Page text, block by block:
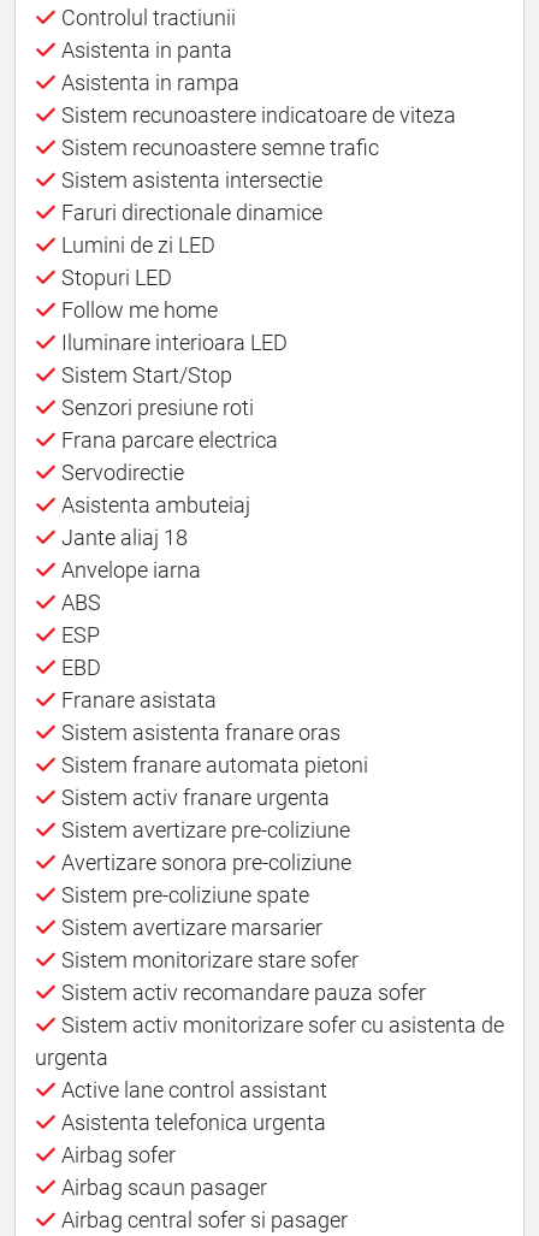
Controlul tractiunii
Asistenta in panta
Asistenta in rampa
Sistem recunoastere indicatoare de viteza
Sistem recunoastere semne trafic
Sistem asistenta intersectie
Faruri directionale dinamice
Lumini de zi LED
Stopuri LED
Follow me home
Iluminare interioara LED
Sistem Start/Stop
Senzori presiune roti
Frana parcare electrica
Servodirectie
Asistenta ambuteiaj
Jante aliaj 18
Anvelope iarna
ABS
ESP
EBD
Franare asistata
Sistem asistenta franare oras
Sistem franare automata pietoni
Sistem activ franare urgenta
Sistem avertizare pre-coliziune
Avertizare sonora pre-coliziune
Sistem pre-coliziune spate
Sistem avertizare marsarier
Sistem monitorizare stare sofer
Sistem activ recomandare pauza sofer
Sistem activ monitorizare sofer cu asistenta de
urgenta
Active lane control assistant
Asistenta telefonica urgenta
Airbag sofer
Airbag scaun pasager
Airbag central sofer si pasager